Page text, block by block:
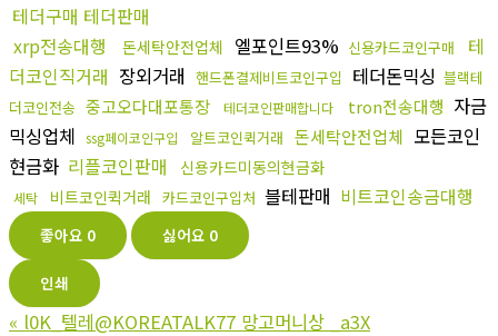
테더구매 테더판매
xrp전송대행
돈세탁안전업체 엘포인트93% 신용카드코인구매
테
더코인직거래 장외거래 핸드폰결제비트코인구입 테더돈믹싱 블랙테
더코인전송 중고오다대포통장 테더코인판매합니다 tron전송대행 자금
믹싱업체 ssg페이코인구입 알트코인퀵거래 돈세탁안전업체 모든코인
현금화 리플코인판매 신용카드미동의현금화
세탁 비트코인퀵거래 카드코인구입처 블테판매 비트코인송금대행
좋아요 0 싫어요 0
인쇄
« l0K_텔레@KOREATALK77 망고머니상 _a3X